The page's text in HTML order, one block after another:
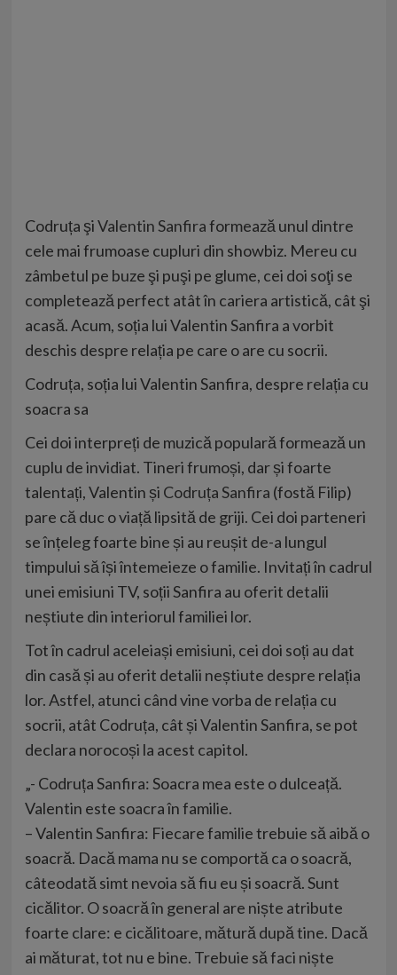
Codruța şiValentin Sanfiraformează unul dintre
cele mai frumoase cupluri din showbiz. Mereu cu
zâmbetul pe buze şi puşi pe glume, cei doi soţi se
completează perfect atât în cariera artistică, cât şi
acasă. Acum, soția lui Valentin Sanfira a vorbit
deschis despre relația pe care o are cu socrii.
Codruța, soția lui Valentin Sanfira, despre relația cu
soacra sa
Cei doi interpreți de muzică populară formează un
cuplu de invidiat. Tineri frumoși, dar și foarte
talentați, Valentin și Codruța Sanfira (fostă Filip)
pare că duc o viață lipsită de griji. Cei doi parteneri
se înțeleg foarte bine și au reușit de-a lungul
timpului să își întemeieze o familie. Invitați în cadrul
unei emisiuni TV, soții Sanfira au oferit detalii
neștiute din interiorul familiei lor.
Tot în cadrul aceleiași emisiuni, cei doi soți au dat
din casă și au oferit detalii neștiute despre relația
lor. Astfel, atunci când vine vorba de relația cu
socrii, atât Codruța, cât și Valentin Sanfira, se pot
declara norocoși la acest capitol.
„- Codruța Sanfira: Soacra mea este o dulceață.
Valentin este soacra în familie.
– Valentin Sanfira: Fiecare familie trebuie să aibă o
soacră. Dacă mama nu se comportă ca o soacră,
câteodată simt nevoia să fiu eu și soacră. Sunt
cicălitor. O soacră în general are niște atribute
foarte clare: e cicălitoare, mătură după tine. Dacă
ai măturat, tot nu e bine. Trebuie să faci niște